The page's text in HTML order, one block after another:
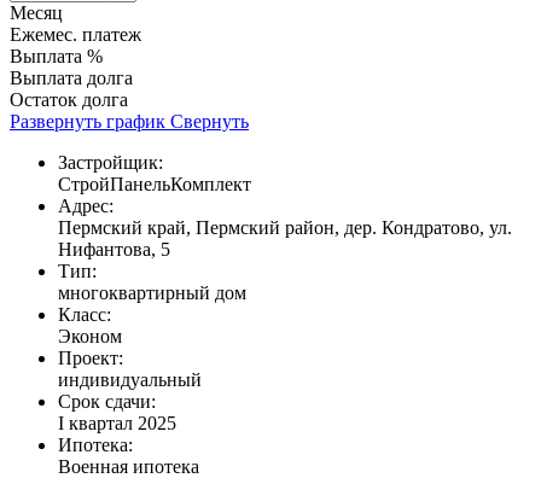
Месяц
Ежемес. платеж
Выплата %
Выплата долга
Остаток долга
Развернуть график Свернуть
Застройщик:
СтройПанельКомплект
Адрес:
Пермский край, Пермский район, дер. Кондратово, ул.
Нифантова, 5
Тип:
многоквартирный дом
Класс:
Эконом
Проект:
индивидуальный
Срок сдачи:
I квартал 2025
Ипотека:
Военная ипотека